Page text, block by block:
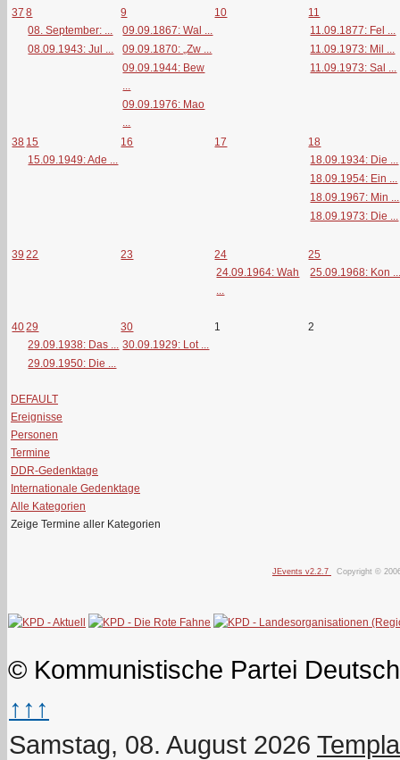
37 8
08. September: ...
08.09.1943: Jul ...
9
09.09.1867: Wal ...
09.09.1870: „Zw ...
09.09.1944: Bew
...
09.09.1976: Mao
...
10
11
11.09.1877: Fel ...
11.09.1973: Mil ...
11.09.1973: Sal ...
38 15
15.09.1949: Ade ...
16 17
18
18.09.1934: Die ...
18.09.1954: Ein ...
18.09.1967: Min ...
18.09.1973: Die ...
39 22 23
24
24.09.1964: Wah
...
25
25.09.1968: Kon
4029
29.09.1938: Das ...
29.09.1950: Die ...
30
30.09.1929: Lot ...
1 2
DEFAULT
Ereignisse
Personen
Termine
DDR-Gedenktage
Internationale Gedenktage
Alle Kategorien
Zeige Termine aller Kategorien
JEvents v2.2.7 Copyright ©
© Kommunistische Partei
↑↑↑
Samstag, 08. August 2026